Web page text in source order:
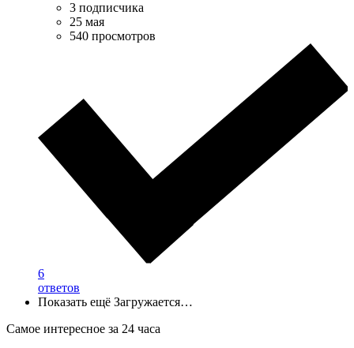
3 подписчика
25 мая
540 просмотров
6
ответов
Показать ещё Загружается…
Самое интересное за 24 часа